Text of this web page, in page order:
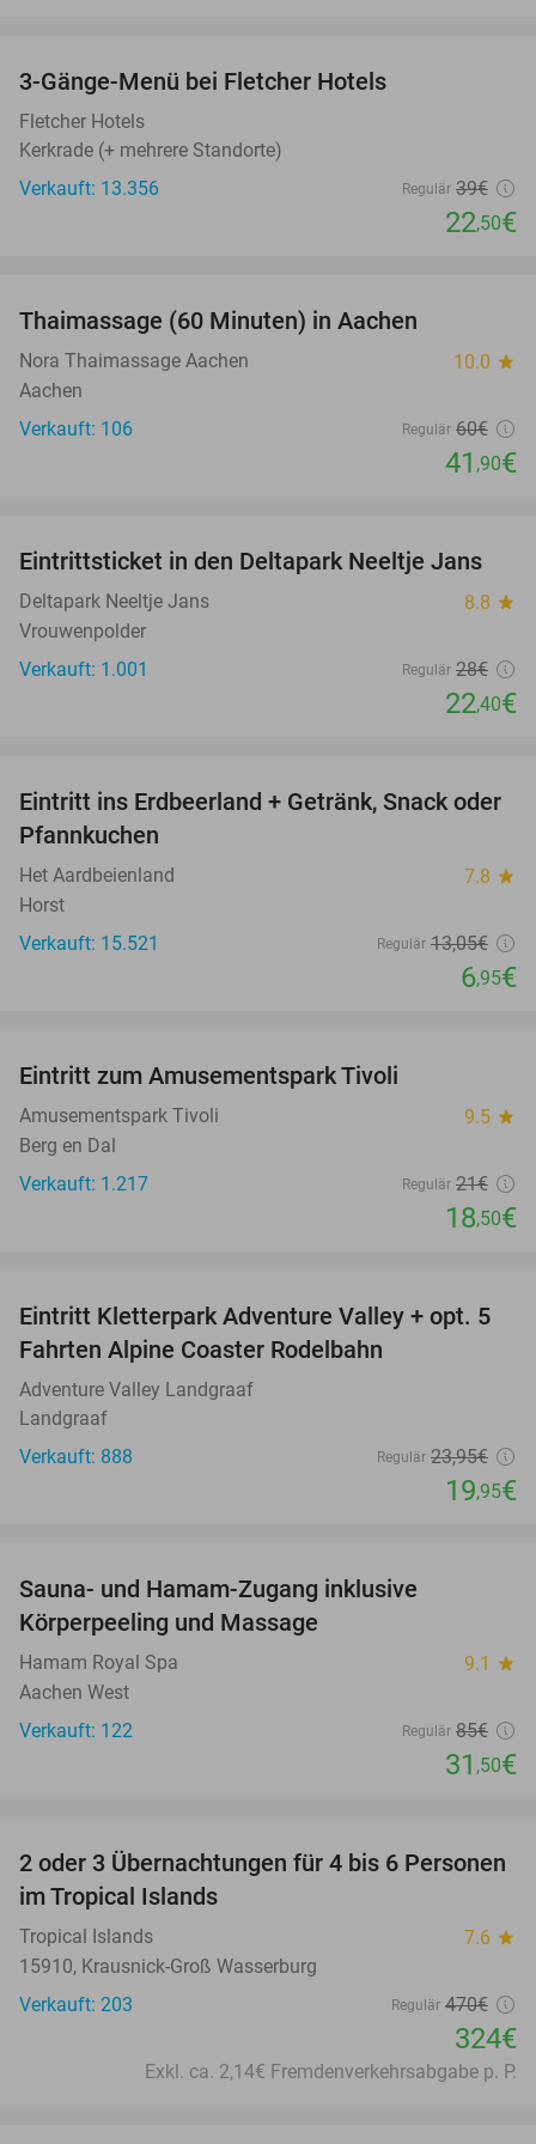
3-Gänge-Menü bei Fletcher Hotels
Fletcher Hotels
Kerkrade (+ mehrere Standorte)
Verkauft: 13.356
Regulär 39€
22,50€
Thaimassage (60 Minuten) in Aachen
Nora Thaimassage Aachen 10.0 star
Aachen
Verkauft: 106
Regulär 60€
41 ,90€
20%
Eintrittsticket in den Deltapark Neeltje Jans
Deltapark Neeltje Jans 8.8 star
Vrouwenpolder
Verkauft: 1.001
Regulär 28€
22,40€
47%
Eintritt ins Erdbeerland + Getränk, Snack oder
Pfannkuchen
Het Aardbeienland 7.8 star
Horst
Verkauft: 15.521
Regulär 13,05€
6,95€
Eintritt zum Amusementspark Tivoli
Amusementspark Tivoli 9.5 star
Berg en Dal
Verkauft: 1.217
Regulär 21€
18,50€
17%
Eintritt Kletterpark Adventure Valley + opt. 5
Fahrten Alpine Coaster Rodelbahn
Adventure Valley Landgraaf
Landgraaf
Verkauft: 888
Regulär 23,95€
19,95€
Sauna- und Hamam-Zugang inklusive
Körperpeeling und Massage
Hamam Royal Spa 9.1 star
Aachen West
Verkauft: 122
Regulär 85€
31 ,50€
31%
2 oder 3 Übernachtungen für 4 bis 6 Personen
im Tropical Islands
Tropical Islands 7.6 star
15910, Krausnick-Groß Wasserburg
Verkauft: 203
Regulär 470€
324€
Exkl. ca. 2,14€ Fremdenverkehrsabgabe p. P.